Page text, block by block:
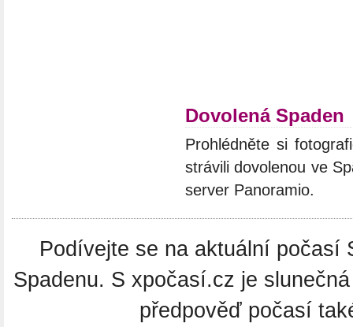
Dovolená Spaden
Prohlédněte si
strávili dovolenou ve
server Panoramio.
Podívejte se na aktuální počasí
Spadenu. S xpočasí.cz je
předpověď počasí